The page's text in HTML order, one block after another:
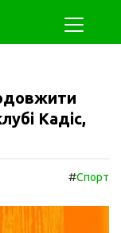
Кадіс,
#Спорт